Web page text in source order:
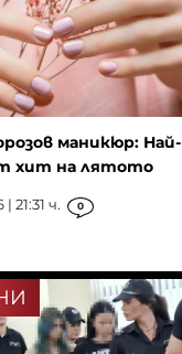
маникюр: Най-
хит на лятото
21:31 ч. 0